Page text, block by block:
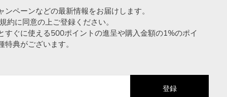
ペーンなどの最新情報をお届けします。
約に同意の上ご登録ください。
すぐに使える500ポイントの進呈や購入金額の1%のポイ
典がございます。